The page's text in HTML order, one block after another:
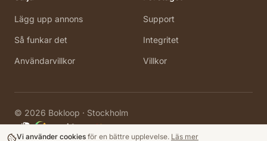
Lägg upp annons
Så funkar det
Användarvillkor
Support
Integritet
Villkor
© 2026 Bokloop · Stockholm
Vi använder cookies för en bättre upplevelse. Läs mer